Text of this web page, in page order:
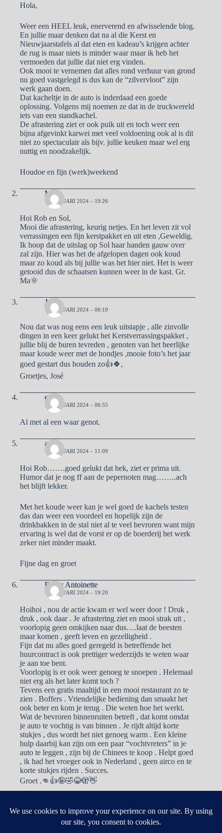
Hola,
Weer een HEEL leuk, enerverend en afwisselende blog.
En jullie maar denken dat na al die Kerst en
Nieuwjaarstafels al dat eten en kadeau’s krijgen achter
de rug is maar niets is minder waar maar ik heb het
vermoeden dat jullie dat niet erg vinden.
Ook mooi te vernemen dat alles rond verhuur van grond
nu goed vastgelegd is dus kan de “zilvervloot” zijn
werk gaan doen.
Dat kacheltje in de auto is inderdaad een goede
oplossing. Volgens mij noemen ze dat in de truckwereld
iets van een standkachel.
De afrastering ziet er ook puik uit en toch weer een
bijna afgevinkt karwei met veel voldoening ook al is dit
niet zo spectaculair als bijv. jullie keuken maar wel erg
nuttig en noodzakelijk.
Houdoe en fijn (werk)weekend
Ma
12 JANUARI 2024 – 19:26
Hoi Rob en Sol,
Mooi die afrastering, keurig netjes. En het leven zit vol
verrassingen een fijn kerstpakket en uit eten ,Geweldig.
Ik hoop dat de uitslag op Sol haar handen gauw over
zal zijn. Hier was het de afgelopen dagen ook koud
maar zo koud als bij jullie was het hier niet. Het is weer
getooid dus de schaatsen kunnen weer in de kast. Gr.
Ma🌞
José
13 JANUARI 2024 – 00:19
Nou dat was nog eens een leuk uitstapje , alle zinvolle
dingen in een keer gelukt het Kerstverrassingspakket ,
jullie blij de buren tevreden , genoten van het heerlijke
maar koude weer met de hondjes ,mooie foto’s het jaar
goed gestart dus houden zo👍🍀,
Groetjes, José
erik
13 JANUARI 2024 – 06:55
Al met al een waar genot.
aad
13 JANUARI 2024 – 11:09
Hoi Rob…….goed gelukt dat hek, ziet er prima uit.
Humor dat je nog ff aan de pepernoten mag……..ach
het blijft lekker.
Met het koude weer kan je wel goed de kachels testen
das dan weer een voordeel en hopelijk zijn de
drinkbakken in de stal niet al te veel bevroren want mijn
ervaring is wel dat de vorst er op de boerderij het werk
zeker niet minder maakt.
Fijne dag en groet
Ben y Antoinette
14 JANUARI 2024 – 19:20
Hoihoi , nou de actie kwam er wel weer door ! Druk ,
druk , ook daar . Je afrastering ziet en mooi strak uit ,
voorlopig geen omkijken naar dus….laat de beesten
maar komen , geeft leven en gezelligheid .
Fijn dat nu alles goed geregeld is betreffende het
huurcontract is ook prettiger wederzijds te weten waar
je aan toe bent.
Voorlopig is er ook weer genoeg te snoepen . Helemaal
niet erg als het later komt toch ?
Tevens een gratis maaltijd in een mooi restaurant zo te
zien . Boffers . Vriendelijke bediening dan smaakt het
ook beter en kom je terug . Die weten hoe het werkt.
Wat de bevroren binnenruiten betreft , dat komt omdat
je auto te vochtig is van binnen . Je rijdt altijd korte
stukjes , dus wordt het niet genoeg warm . Een kleine
hulp daarbij kan zijn om een paar “vochtvreters” in je
auto te leggen , zijn bij de Chinees te koop . Helpt goed
, ik had het vroeger ook in Nederland , geen airco en te
korte stukjes rijden . Succes.
Groet .👊👍🤪🤣😂🫣👋
Reacties zijn gesloten.